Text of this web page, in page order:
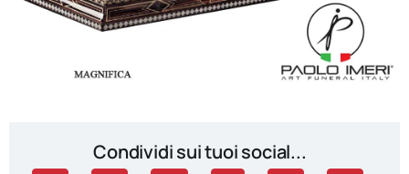
Condividi sui tuoi social...